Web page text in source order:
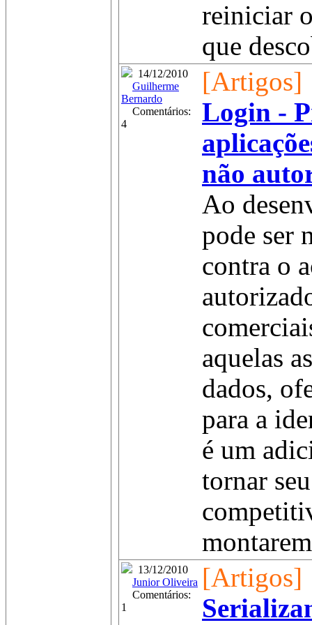
reiniciar
que
14/12/2010
Guilherme
Bernardo
Comentários:
4
[Artigos]
Login -
não
Ao
pode ser
contra o
aquelas
dados,
para a
é um
tornar
13/12/2010
Junior Oliveira
Comentários:
1
[Artigos]